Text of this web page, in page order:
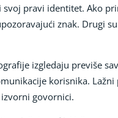
pravi identitet. Ako
znak. Drugi
izgledaju previše
korisnika.
govornici.